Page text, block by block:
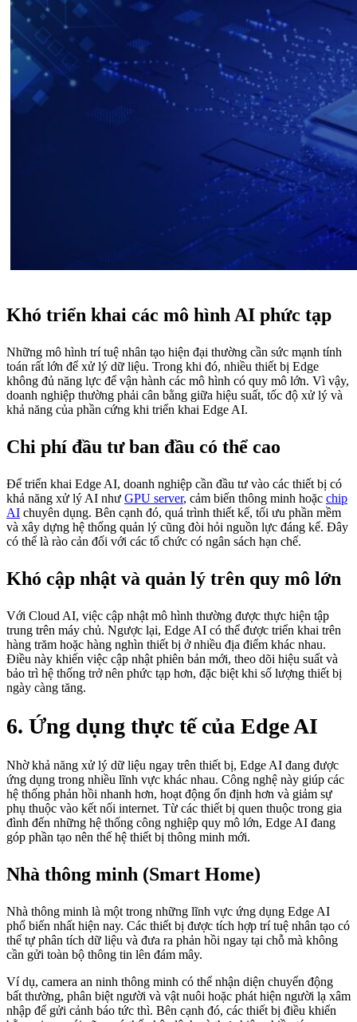
Khó triển khai các mô hình AI phức tạp
Những mô hình trí tuệ nhân tạo hiện đại thường cần sức mạnh tính
toán rất lớn để xử lý dữ liệu. Trong khi đó, nhiều thiết bị Edge
không đủ năng lực để vận hành các mô hình có quy mô lớn. Vì vậy,
doanh nghiệp thường phải cân bằng giữa hiệu suất, tốc độ xử lý và
khả năng của phần cứng khi triển khai Edge AI.
Chi phí đầu tư ban đầu có thể cao
Để triển khai Edge AI, doanh nghiệp cần đầu tư vào các thiết bị có
khả năng xử lý AI như GPU server, cảm biến thông minh hoặc chip
AI chuyên dụng. Bên cạnh đó, quá trình thiết kế, tối ưu phần mềm
và xây dựng hệ thống quản lý cũng đòi hỏi nguồn lực đáng kể. Đây
có thể là rào cản đối với các tổ chức có ngân sách hạn chế.
Khó cập nhật và quản lý trên quy mô lớn
Với Cloud AI, việc cập nhật mô hình thường được thực hiện tập
trung trên máy chủ. Ngược lại, Edge AI có thể được triển khai trên
hàng trăm hoặc hàng nghìn thiết bị ở nhiều địa điểm khác nhau.
Điều này khiến việc cập nhật phiên bản mới, theo dõi hiệu suất và
bảo trì hệ thống trở nên phức tạp hơn, đặc biệt khi số lượng thiết bị
ngày càng tăng.
6. Ứng dụng thực tế của Edge AI
Nhờ khả năng xử lý dữ liệu ngay trên thiết bị, Edge AI đang được
ứng dụng trong nhiều lĩnh vực khác nhau. Công nghệ này giúp các
hệ thống phản hồi nhanh hơn, hoạt động ổn định hơn và giảm sự
phụ thuộc vào kết nối internet. Từ các thiết bị quen thuộc trong gia
đình đến những hệ thống công nghiệp quy mô lớn, Edge AI đang
góp phần tạo nên thế hệ thiết bị thông minh mới.
Nhà thông minh (Smart Home)
Nhà thông minh là một trong những lĩnh vực ứng dụng Edge AI
phổ biến nhất hiện nay. Các thiết bị được tích hợp trí tuệ nhân tạo có
thể tự phân tích dữ liệu và đưa ra phản hồi ngay tại chỗ mà không
cần gửi toàn bộ thông tin lên đám mây.
Ví dụ, camera an ninh thông minh có thể nhận diện chuyển động
bất thường, phân biệt người và vật nuôi hoặc phát hiện người lạ xâm
nhập để gửi cảnh báo tức thì. Bên cạnh đó, các thiết bị điều khiển